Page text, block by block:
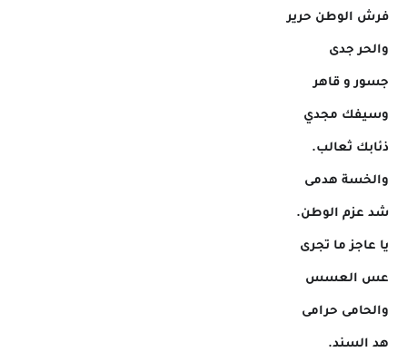
فرش الوطن حرير
والحر جدى
جسور و قاهر
وسيفك مجدي
ذئابك ثعالب.
والخسة هدمى
شد عزم الوطن.
يا عاجز ما تجرى
عس العسس
والحامى حرامى
هد السند.